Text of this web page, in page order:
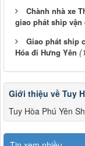
Chành nhà xe
giao phát ship vận
Giao phát ship
Hóa đi Hưng Yên
Giới thiệu về Tuy
Tuy Hòa Phú Yên